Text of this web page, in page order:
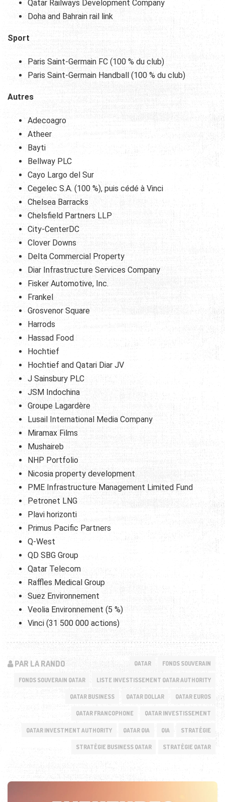
Qatar Railways Development Company
Doha and Bahrain rail link
Sport
Paris Saint-Germain FC (100 % du club)
Paris Saint-Germain Handball (100 % du club)
Autres
Adecoagro
Atheer
Bayti
Bellway PLC
Cayo Largo del Sur
Cegelec S.A. (100 %), puis cédé à Vinci
Chelsea Barracks
Chelsfield Partners LLP
City-CenterDC
Clover Downs
Delta Commercial Property
Diar Infrastructure Services Company
Fisker Automotive, Inc.
Frankel
Grosvenor Square
Harrods
Hassad Food
Hochtief
Hochtief and Qatari Diar JV
J Sainsbury PLC
JSM Indochina
Groupe Lagardère
Lusail International Media Company
Miramax Films
Mushaireb
NHP Portfolio
Nicosia property development
PME Infrastructure Management Limited Fund
Petronet LNG
Plavi horizonti
Primus Pacific Partners
Q-West
QD SBG Group
Qatar Telecom
Raffles Medical Group
Suez Environnement
Veolia Environnement (5 %)
Vinci (31 500 000 actions)
PAR LA RANDO QATAR FONDS SOUVERAIN
FONDS SOUVERAIN QATAR LISTE INVESTISSEMENT QATAR AUTHORITY
QATAR BUSINESS QATAR DOLLAR QATAR EUROS
QATAR FRANCOPHONE QATAR INVESTISSEMENT
QATAR INVESTMENT AUTHORITY QATAR QIA QIA STRATÉGIE
STRATÉGIE BUSINESS QATAR STRATÉGIE QATAR